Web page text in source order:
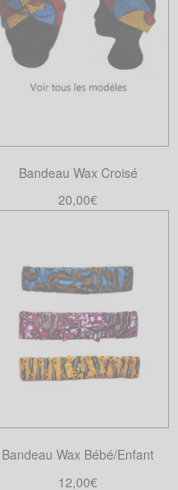
Bandeau Wax Croisé
20,00€
a
plusieurs
variations.
Les
options
choisies
sur
la
Bandeau Wax Bébé/Enfant
12,00€